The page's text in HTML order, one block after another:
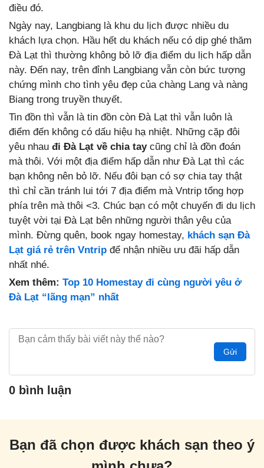
điều đó.
Ngày nay, Langbiang là khu du lịch được nhiều du
khách lựa chọn. Hầu hết du khách nếu có dịp ghé thăm
Đà Lạt thì thường không bỏ lỡ địa điểm du lịch hấp dẫn
này. Đến nay, trên đỉnh Langbiang vẫn còn bức tượng
chứng mình cho tình yêu đẹp của chàng Lang và nàng
Biang trong truyền thuyết.
Tin đồn thì vẫn là tin đồn còn Đà Lạt thì vẫn luôn là
điểm đến không có dấu hiệu hạ nhiệt. Những cặp đôi
yêu nhau đi Đà Lạt về chia taycũng chỉ là đồn đoán
mà thôi. Với một địa điểm hấp dẫn như Đà Lạt thì các
bạn không nên bỏ lỡ. Nếu đôi bạn có sợ chia tay thật
thì chỉ cần tránh lui tới 7 địa điểm mà Vntrip tổng hợp
phía trên mà thôi <3. Chúc bạn có một chuyến đi du lịch
tuyệt vời tại Đà Lạt bên những người thân yêu của
mình. Đừng quên, book ngay homestay, khách sạn Đà
Lạt giá rẻ trên Vntrip để nhận nhiều ưu đãi hấp dẫn
nhất nhé.
Xem thêm: Top 10 Homestay đi cùng người yêu ở
Đà Lạt “lãng mạn” nhất
Gửi
0 bình luận
Bạn đã chọn được khách sạn theo ý